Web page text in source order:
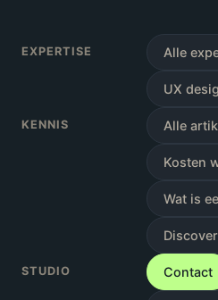
EXPERTISE Alle
UX
KENNIS Alle
Kosten
Wat is
STUDIO Contact